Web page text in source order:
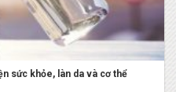
sức khỏe, làn da và cơ thể